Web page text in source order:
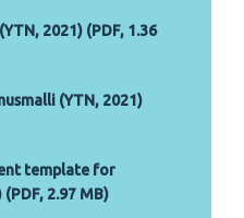
2021) (PDF, 1.36
(YTN, 2021)
template for
2.97 MB)